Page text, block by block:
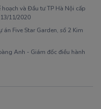
và Đầu tư TP Hà Nội cấp
11/2020
Five Star Garden, số 2 Kim
Anh - Giám đốc điều hành